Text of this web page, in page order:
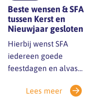
Beste wensen & SFA
tussen Kerst en
Nieuwjaar gesloten
Hierbij wenst SFA
iedereen goede
feestdagen en alvast
gesloten tussen Kerst
Lees meer